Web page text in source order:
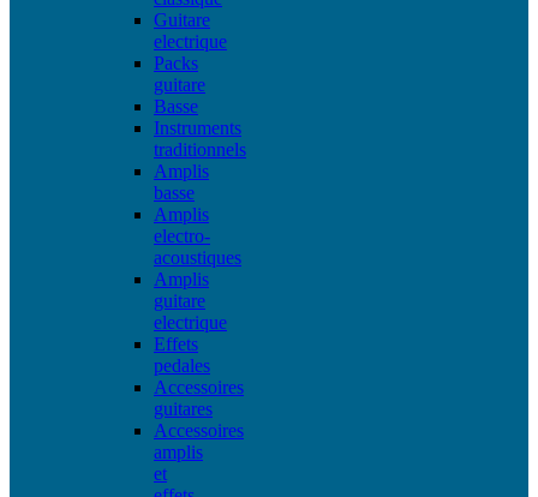
Guitare
electrique
Packs
guitare
Basse
Instruments
traditionnels
Amplis
basse
Amplis
electro-
acoustiques
Amplis
guitare
electrique
Effets
pedales
Accessoires
guitares
Accessoires
amplis
et